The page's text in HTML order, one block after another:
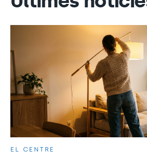
EL CENTRE